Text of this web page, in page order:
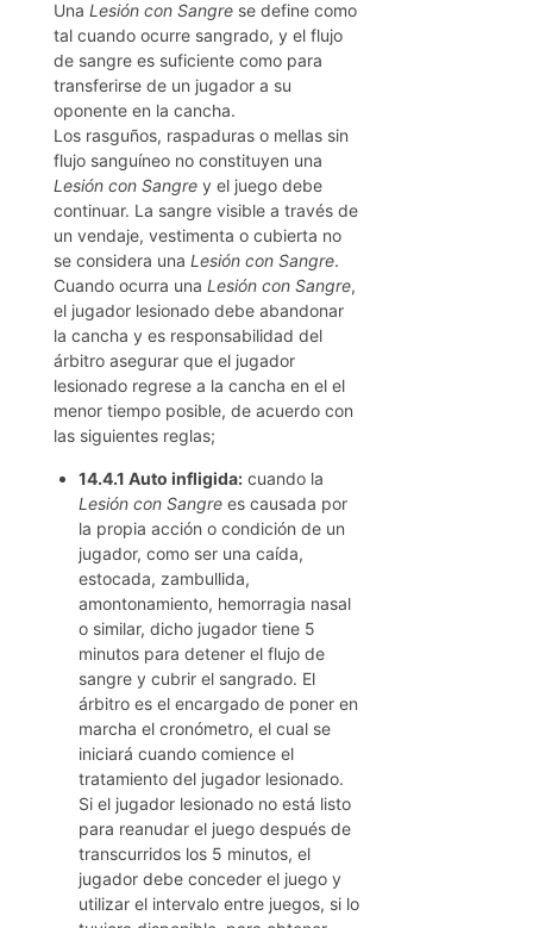
Una Lesión con Sangre se define como
tal cuando ocurre sangrado, y el flujo
de sangre es suficiente como para
transferirse de un jugador a su
oponente en la cancha.
Los rasguños, raspaduras o mellas sin
flujo sanguíneo no constituyen una
Lesión con Sangre y el juego debe
continuar. La sangre visible a través de
un vendaje, vestimenta o cubierta no
se considera una Lesión con Sangre.
Cuando ocurra una Lesión con Sangre,
el jugador lesionado debe abandonar
la cancha y es responsabilidad del
árbitro asegurar que el jugador
lesionado regrese a la cancha en el el
menor tiempo posible, de acuerdo con
las siguientes reglas;
14.4.1 Auto infligida: cuando la
Lesión con Sangre es causada por
la propia acción o condición de un
jugador, como ser una caída,
estocada, zambullida,
amontonamiento, hemorragia nasal
o similar, dicho jugador tiene 5
minutos para detener el flujo de
sangre y cubrir el sangrado. El
árbitro es el encargado de poner en
marcha el cronómetro, el cual se
iniciará cuando comience el
tratamiento del jugador lesionado.
Si el jugador lesionado no está listo
para reanudar el juego después de
transcurridos los 5 minutos, el
jugador debe conceder el juego y
utilizar el intervalo entre juegos, si lo